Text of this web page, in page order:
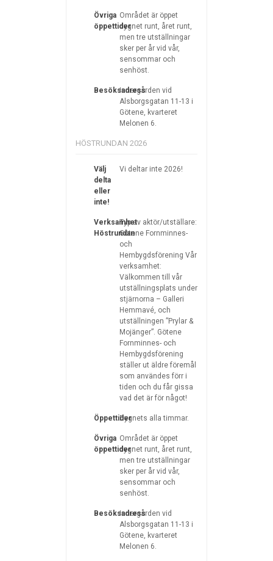
Övriga
öppettider
Området är öppet
dygnet runt, året runt,
men tre utställningar
sker per år vid vår,
sensommar och
senhöst.
BesöksadressInnergården vid
Alsborgsgatan 11-13 i
Götene, kvarteret
Melonen 6.
HÖSTRUNDAN 2026
Välj
delta
eller
inte!
Vi deltar inte 2026!
Verksamhet
Höstrundan
Typ av aktör/utställare:
Götene Fornminnes-
och
Hembygdsförening Vår
verksamhet:
Välkommen till vår
utställningsplats under
stjärnorna – Galleri
Hemmavé, och
utställningen ”Prylar &
Mojänger”. Götene
Fornminnes- och
Hembygdsförening
ställer ut äldre föremål
som användes förr i
tiden och du får gissa
vad det är för något!
ÖppettiderDygnets alla timmar.
Övriga
öppettider
Området är öppet
dygnet runt, året runt,
men tre utställningar
sker per år vid vår,
sensommar och
senhöst.
BesöksadressInnergården vid
Alsborgsgatan 11-13 i
Götene, kvarteret
Melonen 6.